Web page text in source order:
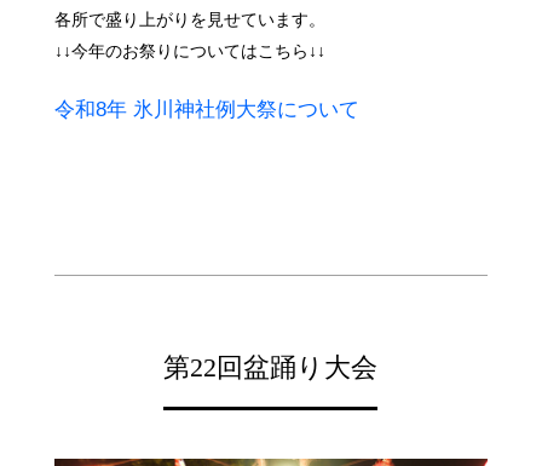
各所で盛り上がりを見せています。
↓↓今年のお祭りについてはこちら↓↓
令和8年 氷川神社例大祭について
第22回盆踊り大会